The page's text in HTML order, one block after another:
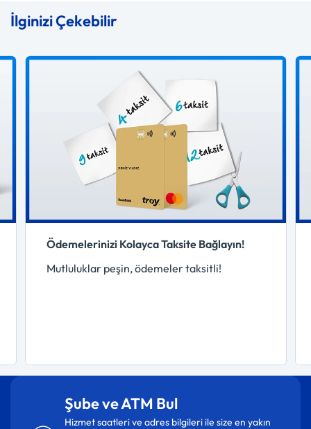
İlginizi Çekebilir
Ödemelerinizi Kolayca Taksite Bağlayın!
Mutluluklar peşin, ödemeler taksitli!
Şube ve ATM Bul
Hizmet saatleri ve adres bilgileri ile size en yakın